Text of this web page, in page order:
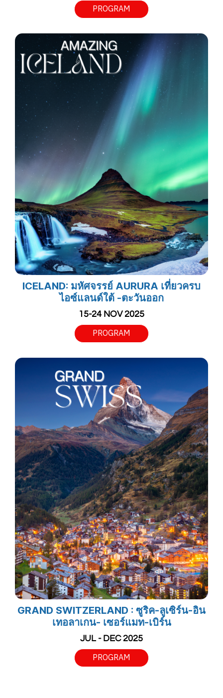
PROGRAM
ICELAND: มหัศจรรย์ AURURA เที่ยวครบ
ไอซ์แลนด์ใต้ -ตะวันออก
15-24 NOV 2025
PROGRAM
GRAND SWITZERLAND : ซูริค-ลูเซิร์น-อิน
เทอลาเกน- เซอร์แมท-เบิร์น
JUL - DEC 2025
PROGRAM